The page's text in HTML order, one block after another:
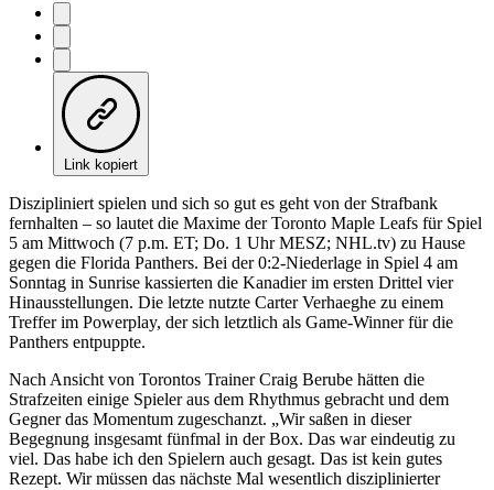
Link kopiert
Diszipliniert spielen und sich so gut es geht von der Strafbank
fernhalten – so lautet die Maxime der Toronto Maple Leafs für Spiel
5 am Mittwoch (7 p.m. ET; Do. 1 Uhr MESZ; NHL.tv) zu Hause
gegen die Florida Panthers. Bei der 0:2-Niederlage in Spiel 4 am
Sonntag in Sunrise kassierten die Kanadier im ersten Drittel vier
Hinausstellungen. Die letzte nutzte Carter Verhaeghe zu einem
Treffer im Powerplay, der sich letztlich als Game-Winner für die
Panthers entpuppte.
Nach Ansicht von Torontos Trainer Craig Berube hätten die
Strafzeiten einige Spieler aus dem Rhythmus gebracht und dem
Gegner das Momentum zugeschanzt. „Wir saßen in dieser
Begegnung insgesamt fünfmal in der Box. Das war eindeutig zu
viel. Das habe ich den Spielern auch gesagt. Das ist kein gutes
Rezept. Wir müssen das nächste Mal wesentlich disziplinierter